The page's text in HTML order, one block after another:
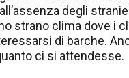
degli
strano clima dove i
di barche.
ci si attendesse.